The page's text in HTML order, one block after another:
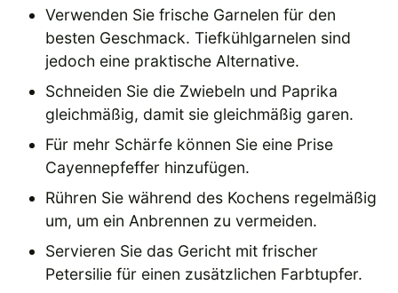
Verwenden Sie frische Garnelen für den
besten Geschmack. Tiefkühlgarnelen sind
jedoch eine praktische Alternative.
Schneiden Sie die Zwiebeln und Paprika
gleichmäßig, damit sie gleichmäßig garen.
Für mehr Schärfe können Sie eine Prise
Cayennepfeffer hinzufügen.
Rühren Sie während des Kochens regelmäßig
um, um ein Anbrennen zu vermeiden.
Servieren Sie das Gericht mit frischer
Petersilie für einen zusätzlichen Farbtupfer.